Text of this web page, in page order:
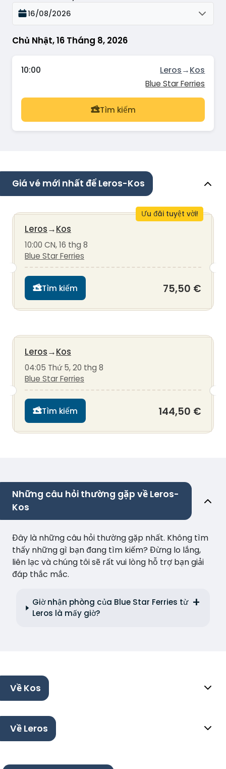
Chủ Nhật, 16 Tháng 8, 2026
16/08/2026
10:00 Leros→Kos
Blue Star Ferries
Tìm kiếm
Giá vé mới nhất để Leros-Kos
Ưu đãi tuyệt vời!
Leros→Kos
10:00 CN, 16 thg 8
Blue Star Ferries
Tìm kiếm 75,50 €
Leros→Kos
04:05 Thứ 5, 20 thg 8
Blue Star Ferries
Tìm kiếm 144,50 €
Những câu hỏi thường gặp về Leros-
Kos
Đây là những câu hỏi thường gặp nhất. Không tìm
thấy những gì bạn đang tìm kiếm? Đừng lo lắng,
liên lạc và chúng tôi sẽ rất vui lòng hỗ trợ bạn giải
đáp thắc mắc.
Giờ nhận phòng của Blue Star Ferries từ
Leros là mấy giờ?
Về Kos
Về Leros